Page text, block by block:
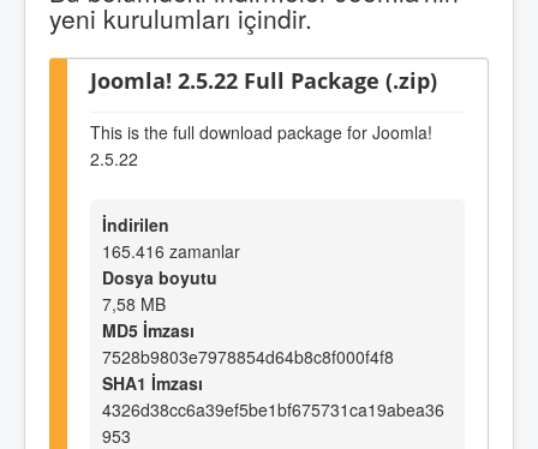
yeni kurulumları içindir.
Joomla! 2.5.22 Full Package (.zip)
This is the full download package for Joomla!
2.5.22
İndirilen
165.416 zamanlar
Dosya boyutu
7,58 MB
MD5 İmzası
7528b9803e7978854d64b8c8f000f4f8
SHA1 İmzası
4326d38cc6a39ef5be1bf675731ca19abea36
953